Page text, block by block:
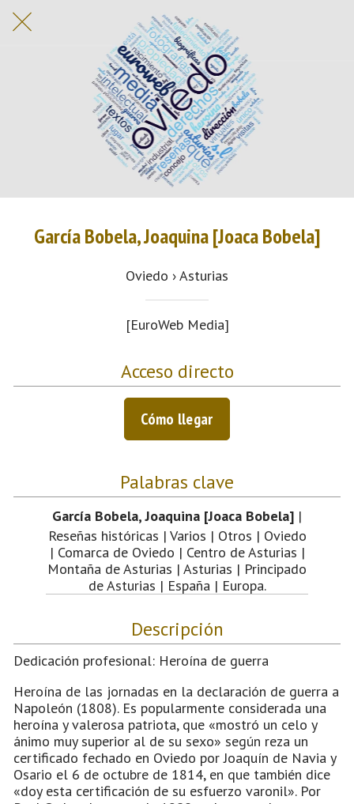
García Bobela, Joaquina [Joaca Bobela]
Oviedo › Asturias
[EuroWeb Media]
Acceso directo
Cómo llegar
Palabras clave
García Bobela, Joaquina [Joaca Bobela] |
Reseñas históricas | Varios | Otros | Oviedo
| Comarca de Oviedo | Centro de Asturias |
Montaña de Asturias | Asturias | Principado
de Asturias | España | Europa.
Descripción
Dedicación profesional: Heroína de guerra
Heroína de las jornadas en la declaración de guerra a
Napoleón (1808). Es popularmente considerada una
heroína y valerosa patriota, que «mostró un celo y
ánimo muy superior al de su sexo» según reza un
certificado fechado en Oviedo por Joaquín de Navia y
Osario el 6 de octubre de 1814, en que también dice
«doy esta certificación de su esfuerzo varonil». Por